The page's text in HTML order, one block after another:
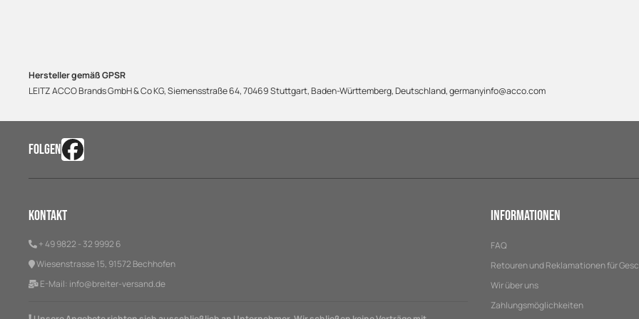
Hersteller gemäß GPSR
LEITZ ACCO Brands GmbH & Co KG, Siemensstraße 64, 70469 Stuttgart, Baden-Württemberg, Deutschland, germanyinfo@acco.com
FOLGEN
Kontakt
+ 49 9822 - 32 9992 6
Wiesenstrasse 15, 91572 Bechhofen
E-Mail: info@breiter-versand.de
Informationen
FAQ
Retouren und Reklamationen für
Wir über uns
Zahlungsmöglichkeiten